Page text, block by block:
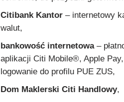
Citibank Kantor – internetowy
walut,
bankowość internetowa–
aplikacji Citi Mobile®, Apple
logowanie do profilu PUE ZUS,
Dom Maklerski Citi Handlowy,